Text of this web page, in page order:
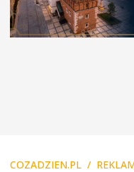
COZADZIEN.PL